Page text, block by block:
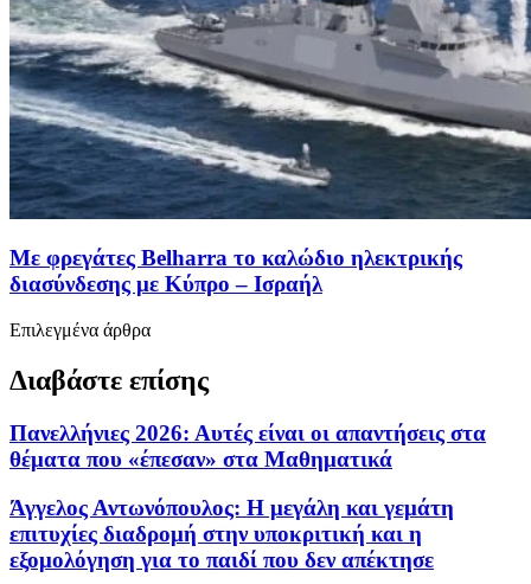
Με φρεγάτες Belharra το καλώδιο ηλεκτρικής
διασύνδεσης με Κύπρο – Ισραήλ
Επιλεγμένα άρθρα
Διαβάστε επίσης
Πανελλήνιες 2026: Αυτές είναι οι απαντήσεις στα
θέματα που «έπεσαν» στα Μαθηματικά
Άγγελος Αντωνόπουλος: Η μεγάλη και γεμάτη
επιτυχίες διαδρομή στην υποκριτική και η
εξομολόγηση για το παιδί που δεν απέκτησε